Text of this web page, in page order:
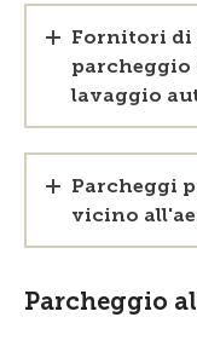
Fornitori di
parcheggio
lavaggio
Parcheggi
vicino
Parcheggio